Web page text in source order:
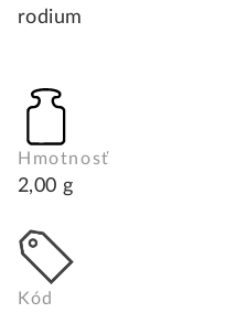
rodium
Hmotnosť
2,00 g
Kód